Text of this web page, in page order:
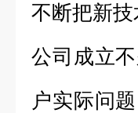
不断把新技
公司成立
户实际问